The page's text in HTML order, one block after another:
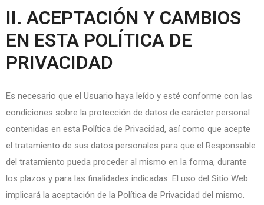
II. ACEPTACIÓN Y CAMBIOS
EN ESTA POLÍTICA DE
PRIVACIDAD
Es necesario que el Usuario haya leído y esté conforme con las
condiciones sobre la protección de datos de carácter personal
contenidas en esta Política de Privacidad, así como que acepte
el tratamiento de sus datos personales para que el Responsable
del tratamiento pueda proceder al mismo en la forma, durante
los plazos y para las finalidades indicadas. El uso del Sitio Web
implicará la aceptación de la Política de Privacidad del mismo.